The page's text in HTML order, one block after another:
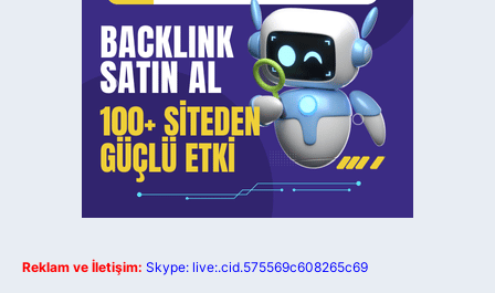
Reklam ve İletişim: Skype: live:.cid.575569c608265c69